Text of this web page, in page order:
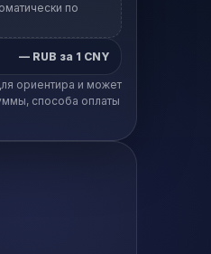
по
—RUB за 1 CNY
ориентира и может
способа оплаты